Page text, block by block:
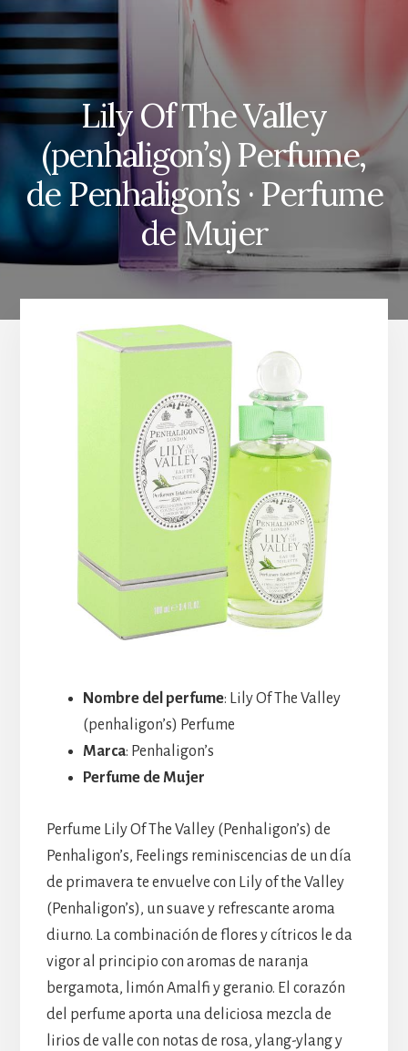
Lily Of The Valley
(penhaligon’s) Perfume,
de Penhaligon’s · Perfume
de Mujer
Nombre del perfume: Lily Of The Valley
(penhaligon’s) Perfume
Marca: Penhaligon’s
Perfume de Mujer
Perfume Lily Of The Valley (Penhaligon’s) de
Penhaligon’s, Feelings reminiscencias de un día
de primavera te envuelve con Lily of the Valley
(Penhaligon’s), un suave y refrescante aroma
diurno. La combinación de flores y cítricos le da
vigor al principio con aromas de naranja
bergamota, limón Amalfi y geranio. El corazón
del perfume aporta una deliciosa mezcla de
lirios de valle con notas de rosa, ylang-ylang y